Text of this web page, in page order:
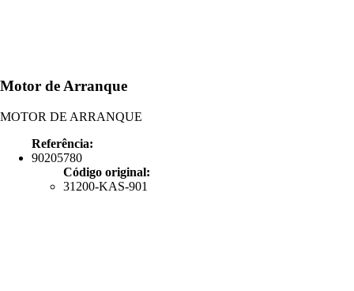
Motor de Arranque
MOTOR DE ARRANQUE
Referência:
90205780
Código original:
31200-KAS-901